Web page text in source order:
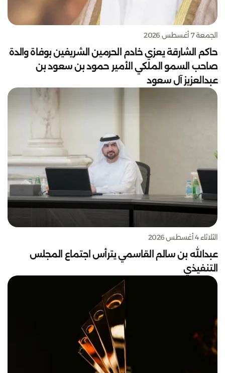
الجمعة 7 أغسطس 2026
حاكم الشارقة يعزي خادم الحرمين الشريفين بوفاة والدة
صاحب السمو الملكي الأمير حمود بن سعود بن
عبدالعزيز آل سعود
الثلاثاء 4 أغسطس 2026
عبدالله بن سالم القاسمي يترأس اجتماع المجلس
التنفيذي